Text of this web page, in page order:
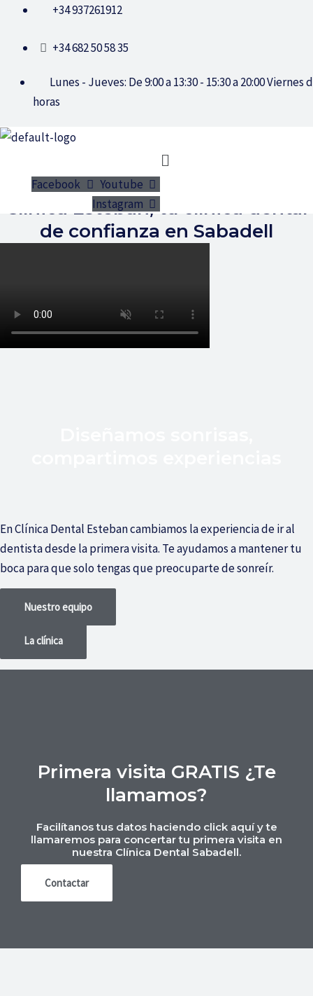
contenido
+34 937261912
+34 682 50 58 35
Lunes - Jueves: De 9:00 a 13:30 - 15:30 a 20:00 Viernes
horas
Menú
Facebook
Youtube
Instagram
Clínica Esteban, tu clínica dental
de confianza en Sabadell
En Clínica Dental Esteban cambiamos la experiencia de ir al
dentista desde la primera visita. Te ayudamos a mantener tu
boca para que solo tengas que preocuparte de sonreír.
Nuestro equipo
La clínica
Primera visita GRATIS ¿Te
llamamos?
Facilítanos tus datos haciendo click aquí y te
llamaremos para concertar tu primera visita en
nuestra Clínica Dental Sabadell.
Contactar